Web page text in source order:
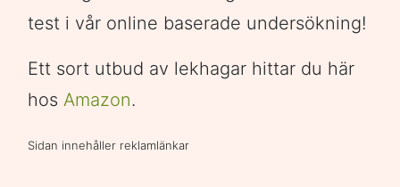
test i vår online baserade undersökning!
Ett sort utbud av lekhagar hittar du här
hos Amazon.
Sidan innehåller reklamlänkar